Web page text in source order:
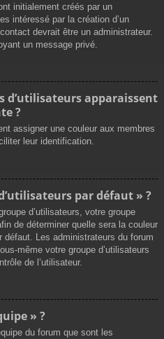
initialement créés par un
intéressé par la création d’un
devrait être un administrateur.
un message privé.
d’utilisateurs apparaissent
?
assigner une couleur aux membres
leur identification.
par défaut » ?
d’utilisateurs, votre groupe
de déterminer quelle sera la couleur
Les administrateurs du forum
même votre groupe d’utilisateurs
de l’utilisateur.
» ?
du forum que sont les